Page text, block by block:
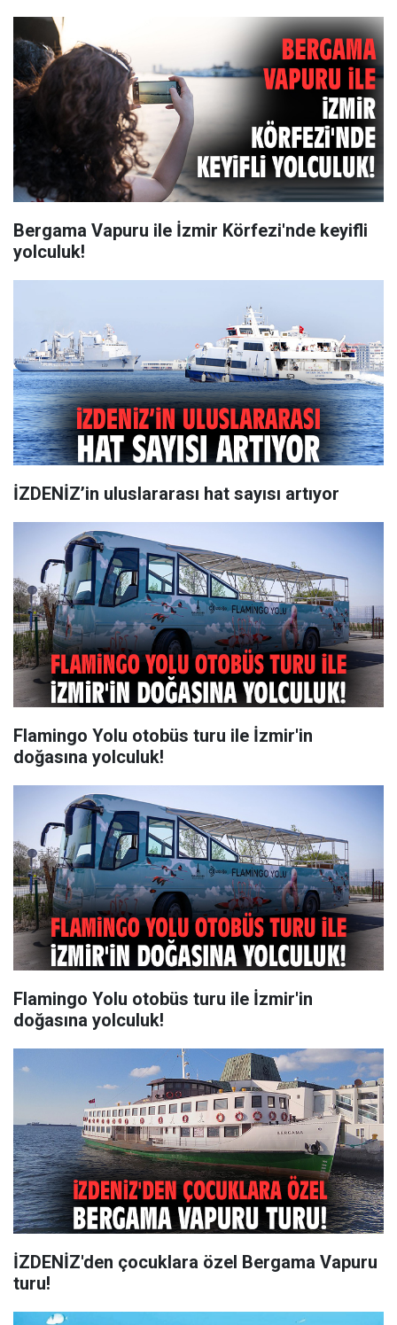
Bergama Vapuru ile İzmir Körfezi'nde keyifli
yolculuk!
İZDENİZ’in uluslararası hat sayısı artıyor
Flamingo Yolu otobüs turu ile İzmir'in
doğasına yolculuk!
Flamingo Yolu otobüs turu ile İzmir'in
doğasına yolculuk!
İZDENİZ'den çocuklara özel Bergama Vapuru
turu!